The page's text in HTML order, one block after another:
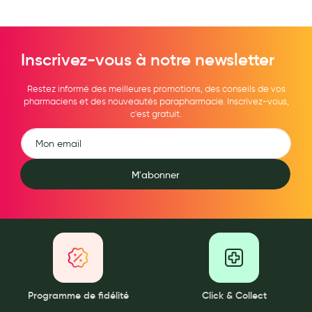
Inscrivez-vous à notre newsletter
Restez informé des meilleures promotions, des conseils de vos
pharmaciens et des nouveautés parapharmacie. Inscrivez-vous,
c'est gratuit.
M'abonner
Programme de fidélité Click & Collect